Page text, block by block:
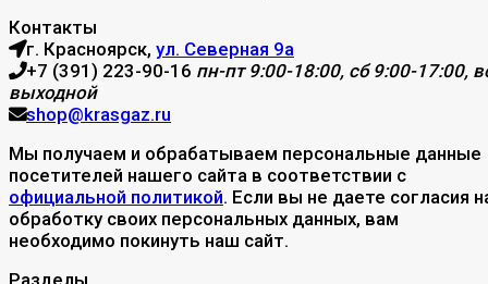
Контакты
г. Красноярск, ул. Северная 9а
+7 (391) 223-90-16 пн-пт 9:00-18:00, сб 9:00-17:00,
выходной
shop@krasgaz.ru
Мы получаем и обрабатываем персональные данные
посетителей нашего сайта в соответствии с
официальной политикой. Если вы не даете согласия
обработку своих персональных данных, вам
необходимо покинуть наш сайт.
Разделы